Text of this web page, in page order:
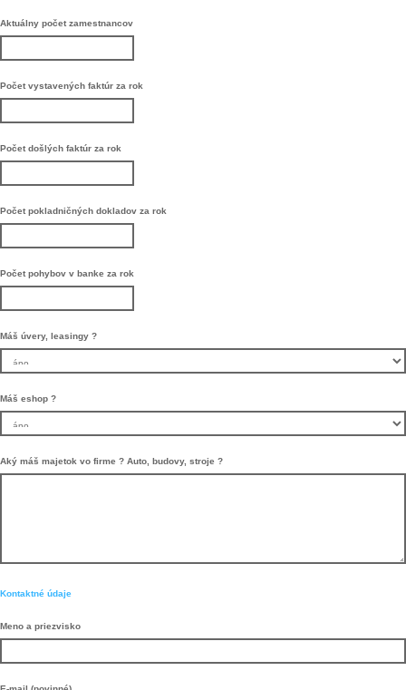
Aktuálny počet zamestnancov
Počet vystavených faktúr za rok
Počet došlých faktúr za rok
Počet pokladničných dokladov za rok
Počet pohybov v banke za rok
Máš úvery, leasingy ?
Máš eshop ?
Aký máš majetok vo firme ? Auto, budovy, stroje ?
Kontaktné údaje
Meno a priezvisko